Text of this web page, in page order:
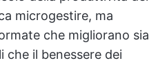
microgestire, ma
che migliorano sia
che il benessere dei